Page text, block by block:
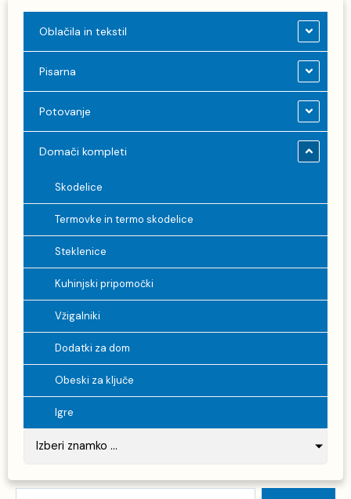
Oblačila in tekstil
Pisarna
Potovanje
Domači kompleti
Skodelice
Termovke in termo skodelice
Steklenice
Kuhinjski pripomočki
Vžigalniki
Dodatki za dom
Obeski za ključe
Igre
Izberi znamko ...